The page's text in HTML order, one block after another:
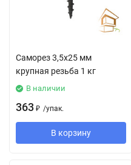
Саморез 3,5х25 мм
крупная резьба 1 кг
В наличии
363 ₽ /упак.
В корзину